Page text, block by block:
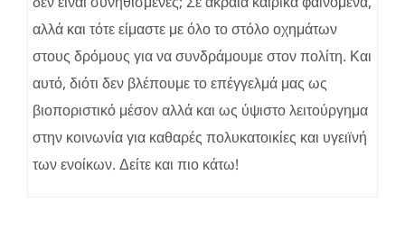
αλλά και τότε είμαστε με όλο το στόλο οχημάτων
στους δρόμους για να συνδράμουμε στον πολίτη. Και
αυτό, διότι δεν βλέπουμε το επέγγελμά μας ως
βιοποριστικό μέσον αλλά και ως ύψιστο λειτούργημα
στην κοινωνία για καθαρές πολυκατοικίες και υγειϊνή
των ενοίκων. Δείτε και πιο κάτω!